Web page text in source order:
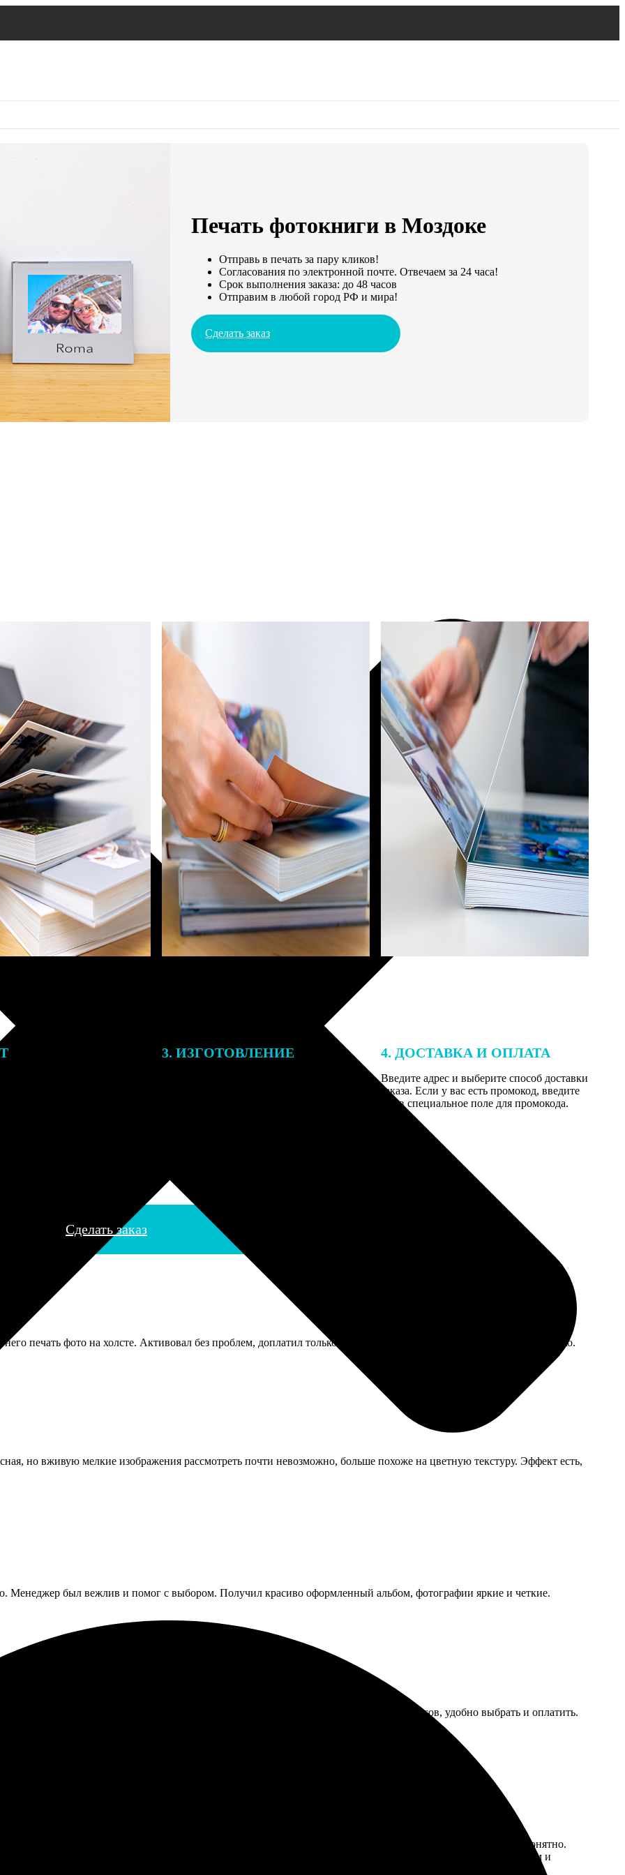
Печать фотокниги в Моздоке
Отправь в печать за пару кликов!
Согласования по электронной почте. Отвечаем за 24 часа!
Срок выполнения заказа: до 48 часов
Отправим в любой город РФ и мира!
Сделать заказ
заказа к печати
могут связаться с Вами
3. ИЗГОТОВЛЕНИЕ 4. ДОСТАВКА И ОПЛАТА
Введите адрес и выберите способ доставки
заказа. Если у вас есть промокод, введите
его в специальное поле для промокода.
Сделать заказ
печать фото на холсте. Активовал без проблем, доплатил только за доставку сверх суммы сертификата. Все четко.
но вживую мелкие изображения рассмотреть почти невозможно, больше похоже на цветную текстуру. Эффект есть,
Менеджер был вежлив и помог с выбором. Получил красиво оформленный альбом, фотографии яркие и четкие.
Выбор форматов и качество печати порадовали. Всё сделали без лишних вопросов, удобно выбрать и оплатить.
оформления оказался довольно простым – загрузила снимки в личный кабинет, и всё интуитивно понятно.
яркие и насыщенные. Заказ пришел быстро, и я осталась довольна результатом. Порадует внимание к деталям и
и я уже планирую сделать еще один заказ.